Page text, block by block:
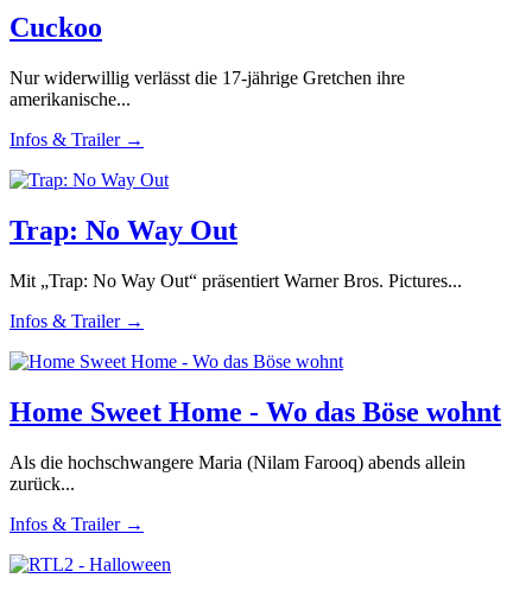
Cuckoo
Nur widerwillig verlässt die 17-jährige Gretchen ihre
amerikanische...
Infos & Trailer →
Trap: No Way Out
Mit „Trap: No Way Out“ präsentiert Warner Bros. Pictures...
Infos & Trailer →
Home Sweet Home - Wo das Böse wohnt
Als die hochschwangere Maria (Nilam Farooq) abends allein
zurück...
Infos & Trailer →